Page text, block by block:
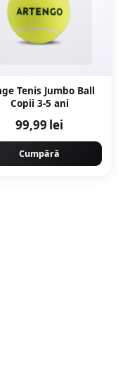
Tenis Jumbo Ball
Copii 3-5 ani
99,99 lei
Cumpără